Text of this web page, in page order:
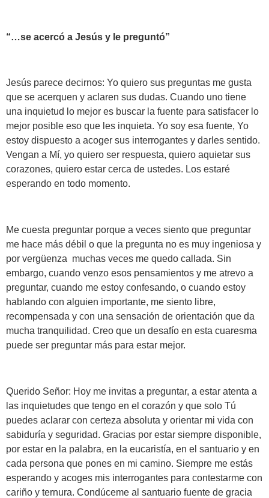
“…se acercó a Jesús y le preguntó”
Jesús parece decirnos: Yo quiero sus preguntas me gusta
que se acerquen y aclaren sus dudas. Cuando uno tiene
una inquietud lo mejor es buscar la fuente para satisfacer lo
mejor posible eso que les inquieta. Yo soy esa fuente, Yo
estoy dispuesto a acoger sus interrogantes y darles sentido.
Vengan a Mí, yo quiero ser respuesta, quiero aquietar sus
corazones, quiero estar cerca de ustedes. Los estaré
esperando en todo momento.
Me cuesta preguntar porque a veces siento que preguntar
me hace más débil o que la pregunta no es muy ingeniosa y
por vergüenza muchas veces me quedo callada. Sin
embargo, cuando venzo esos pensamientos y me atrevo a
preguntar, cuando me estoy confesando, o cuando estoy
hablando con alguien importante, me siento libre,
recompensada y con una sensación de orientación que da
mucha tranquilidad. Creo que un desafío en esta cuaresma
puede ser preguntar más para estar mejor.
Querido Señor: Hoy me invitas a preguntar, a estar atenta a
las inquietudes que tengo en el corazón y que solo Tú
puedes aclarar con certeza absoluta y orientar mi vida con
sabiduría y seguridad. Gracias por estar siempre disponible,
por estar en la palabra, en la eucaristía, en el santuario y en
cada persona que pones en mi camino. Siempre me estás
esperando y acoges mis interrogantes para contestarme con
cariño y ternura. Condúceme al santuario fuente de gracia